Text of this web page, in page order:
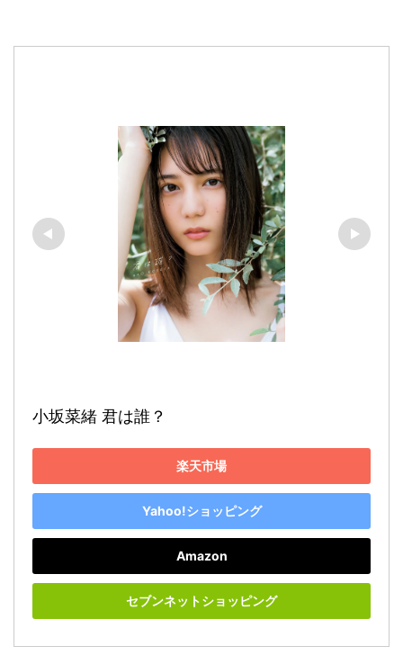
小坂菜緒 君は誰？
楽天市場
Yahoo!ショッピング
Amazon
セブンネットショッピング